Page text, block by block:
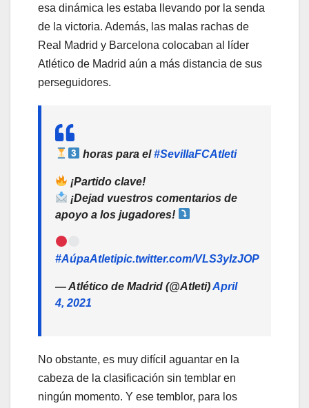
esa dinámica les estaba llevando por la senda
de la victoria. Además, las malas rachas de
Real Madrid y Barcelona colocaban al líder
Atlético de Madrid aún a más distancia de sus
perseguidores.
horas para el#SevillaFCAtleti
¡Partido clave!
¡Dejad vuestros comentarios de
apoyo a los jugadores!
#AúpaAtletipic.twitter.com/VLS3yIzJOP
— Atlético de Madrid (@Atleti)April
4, 2021
No obstante, es muy difícil aguantar en la
cabeza de la clasificación sin temblar en
ningún momento. Y ese temblor, para los